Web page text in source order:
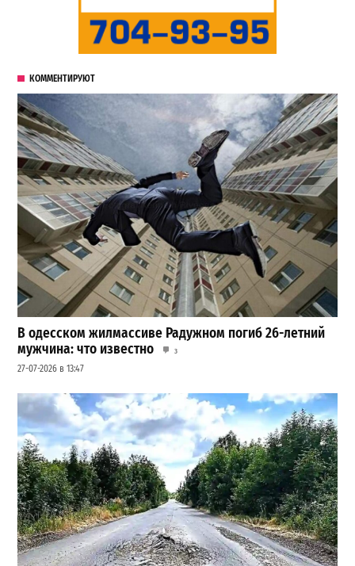
КОММЕНТИРУЮТ
В одесском жилмассиве Радужном погиб 26-летний
мужчина: что известно
3
27-07-2026 в 13:47